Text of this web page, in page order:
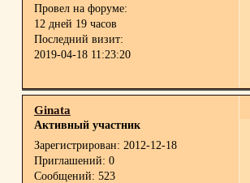
Провел на форуме:
12 дней 19 часов
Последний визит:
2019-04-18 11:23:20
Ginata
Активный участник
Зарегистрирован: 2012-12-18
Приглашений: 0
Сообщений: 523